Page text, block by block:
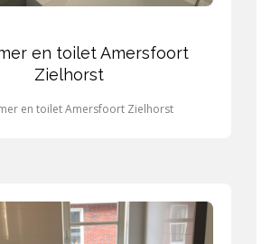
en toilet Amersfoort
Zielhorst
en toilet Amersfoort Zielhorst